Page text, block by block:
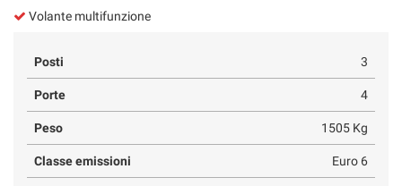
Volante multifunzione
Posti 3
Porte 4
Peso 1505 Kg
Classe emissioni Euro 6